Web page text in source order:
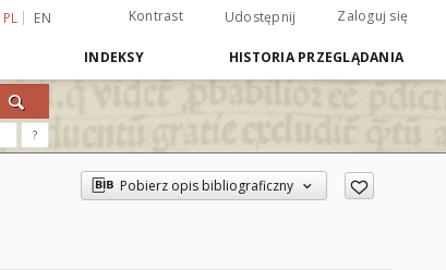
PL EN Kontrast Udostępnij Zaloguj się
INDEKSY HISTORIA PRZEGLĄDANIA
?
Pobierz opis bibliograficzny